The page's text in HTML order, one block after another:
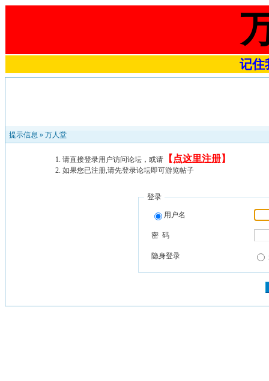
记住
提示信息 » 万人堂
请直接登录用户访问论坛，或请 【 点这里注册】
如果您已注册,请先登录论坛即可游览帖子
登录
用户名
密 码
隐身登录